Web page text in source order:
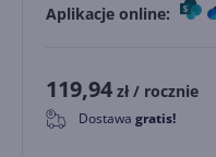
Aplikacje online:
119,94 zł / rocznie
0 Dostawa gratis!